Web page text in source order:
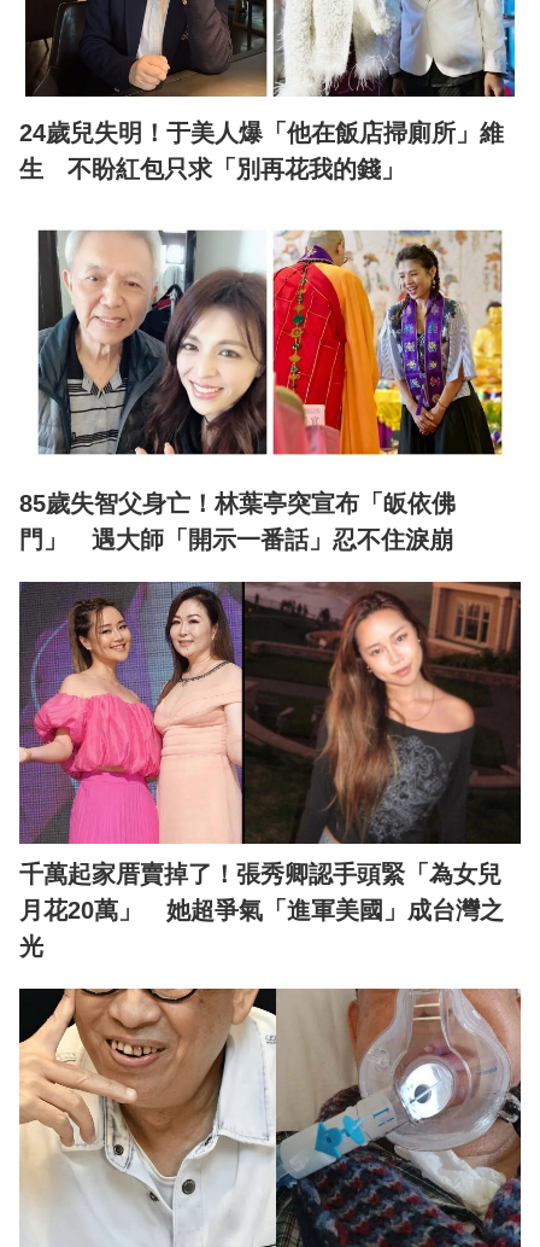
24歲兒失明！于美人爆「他在飯店掃廁所」維
生 不盼紅包只求「別再花我的錢」
85歲失智父身亡！林葉亭突宣布「皈依佛
門」 遇大師「開示一番話」忍不住淚崩
千萬起家厝賣掉了！張秀卿認手頭緊「為女兒
月花20萬」 她超爭氣「進軍美國」成台灣之
光